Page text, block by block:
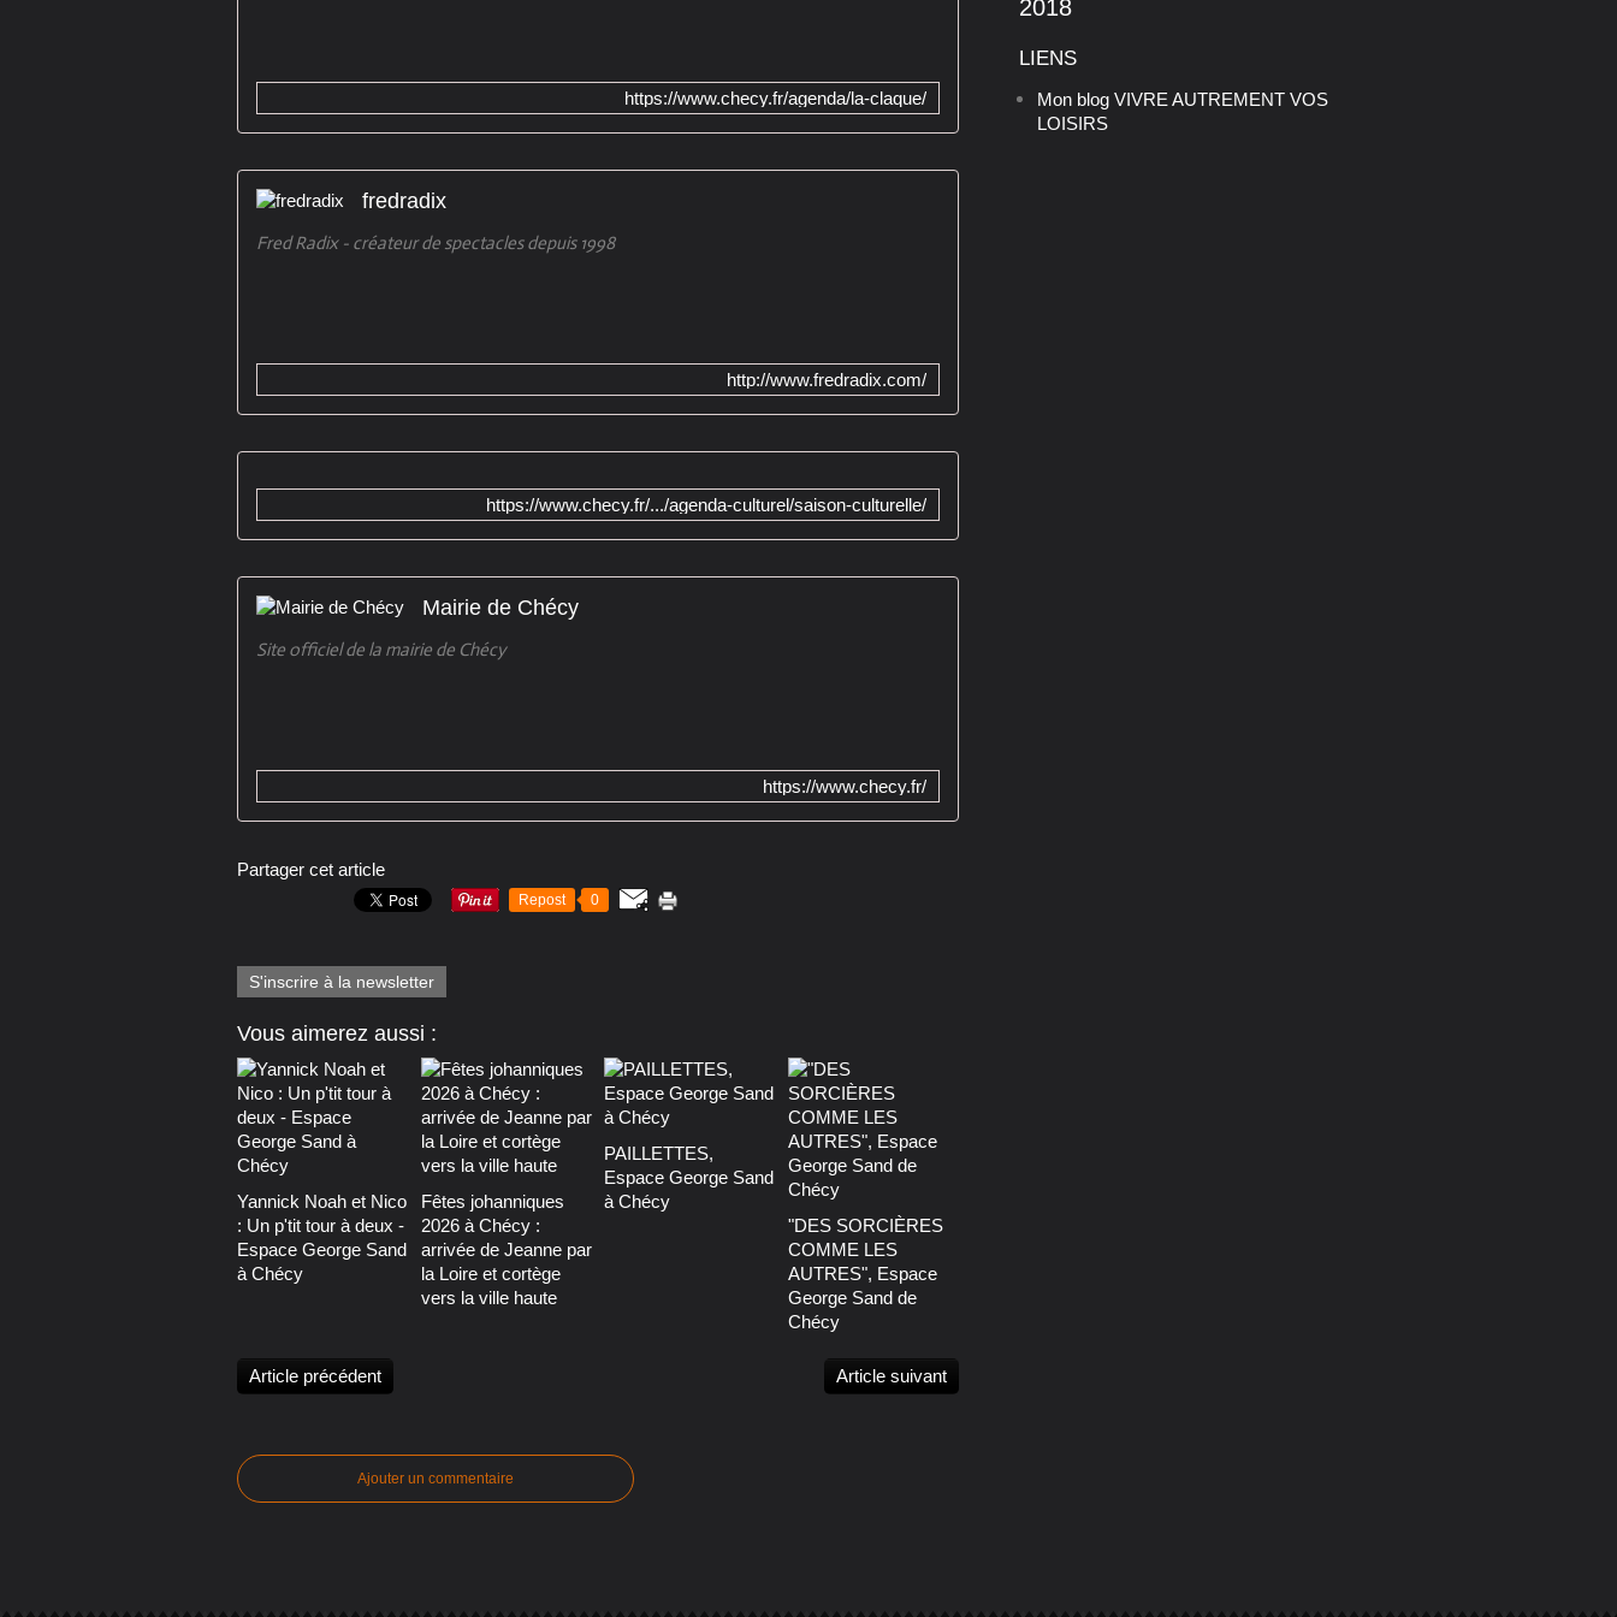
https://www.checy.fr/agenda/la-claque/
fredradix
Fred Radix - créateur de spectacles depuis 1998
http://www.fredradix.com/
https://www.checy.fr/.../agenda-culturel/saison-culturelle/
Mairie de Chécy
Site officiel de la mairie de Chécy
https://www.checy.fr/
Partager cet article
Repost 0
S'inscrire à la newsletter
Vous aimerez aussi :
Yannick Noah et Nico
: Un p'tit tour à deux -
Espace George Sand
à Chécy
Fêtes johanniques
2026 à Chécy :
arrivée de Jeanne par
la Loire et cortège
vers la ville haute
PAILLETTES,
Espace George Sand
à Chécy
"DES SORCIÈRES
COMME LES
AUTRES", Espace
George Sand de
Chécy
Article précédent Article suivant
Ajouter un commentaire
2018
LIENS
Mon blog VIVRE AUTREMENT VOS
LOISIRS